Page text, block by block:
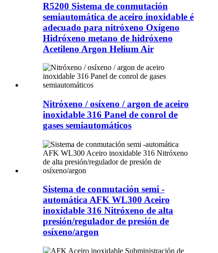
R5200 Sistema de conmutación
semiautomática de aceiro inoxidable é
adecuado para nitróxeno Oxígeno
Hidróxeno metano de hidróxeno
Acetileno Argon Helium Air
Nitróxeno / osíxeno / argon de aceiro
inoxidable 316 Panel de conrol de
gases semiautomáticos
Sistema de conmutación semi -
automática AFK WL300 Aceiro
inoxidable 316 Nitróxeno de alta
presión/regulador de presión de
osíxeno/argon